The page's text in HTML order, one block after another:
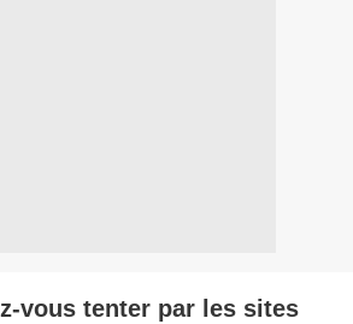
vous tenter par les sites